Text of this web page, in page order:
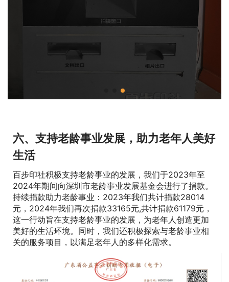
六、支持老龄事业发展，助力老年人美好
生活
百步印社积极支持老龄事业的发展，我们于2023年至
2024年期间向深圳市老龄事业发展基金会进行了捐款。
持续捐款助力老龄事业：2023年我们共计捐款28014
元，2024年我们再次捐款33165元,共计捐款61179元，
这一行动旨在支持老龄事业的发展，为老年人创造更加
美好的生活环境。同时，我们还积极探索与老龄事业相
关的服务项目，以满足老年人的多样化需求。